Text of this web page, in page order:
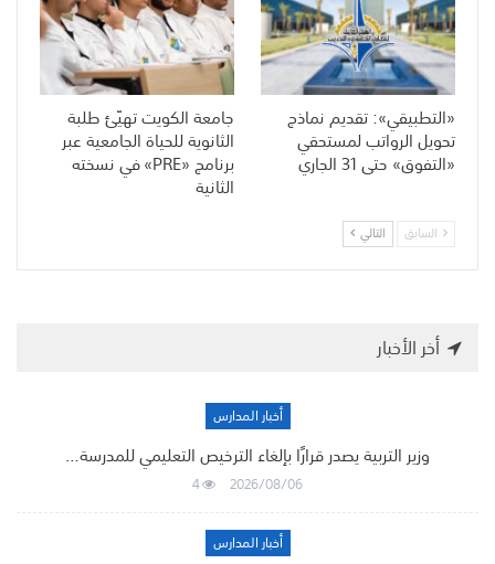
«التطبيقي»: تقديم نماذج
تحويل الرواتب لمستحقي
«التفوق» حتى 31 الجاري
جامعة الكويت تهيّئ طلبة
الثانوية للحياة الجامعية عبر
برنامج «PRE» في نسخته
الثانية
السابق التالي
أخر الأخبار
أخبار المدارس
وزير التربية يصدر قرارًا بإلغاء الترخيص التعليمي للمدرسة…
2026/08/06
4
أخبار المدارس